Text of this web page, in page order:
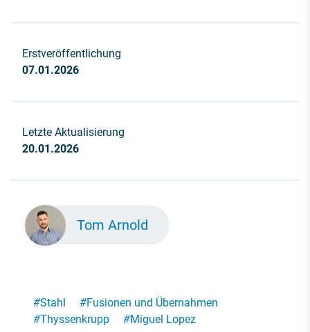
Erstveröffentlichung
07.01.2026
Letzte Aktualisierung
20.01.2026
Tom Arnold
#Stahl #Fusionen und Übernahmen
#Thyssenkrupp #Miguel Lopez